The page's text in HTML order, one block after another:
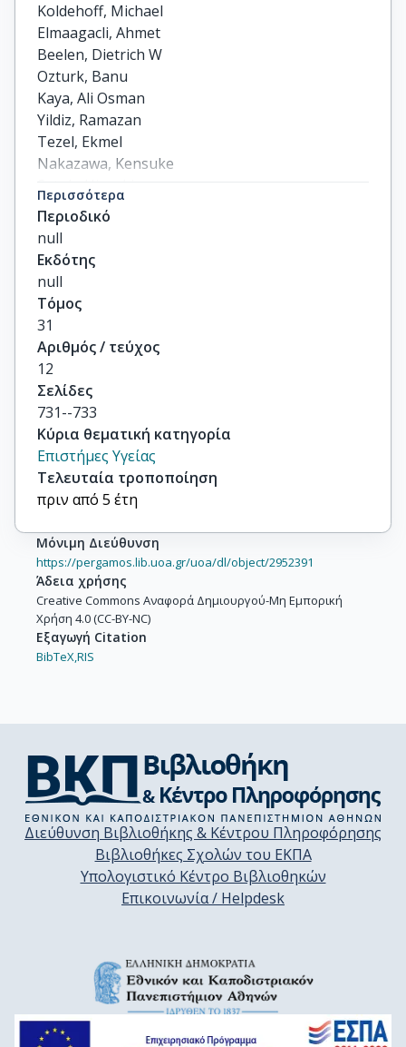
Koldehoff, Michael
Elmaagacli, Ahmet
Beelen, Dietrich W
Ozturk, Banu
Kaya, Ali Osman
Yildiz, Ramazan
Tezel, Ekmel
Nakazawa, Kensuke
Satoh, Hiroaki
Ohtsuka, Morio
others
Περισσότερα
Περιοδικό
null
Εκδότης
null
Τόμος
31
Αριθμός / τεύχος
12
Σελίδες
731--733
Κύρια θεματική κατηγορία
Επιστήμες Υγείας
Τελευταία τροποποίηση
πριν από 5 έτη
Μόνιμη Διεύθυνση
https://pergamos.lib.uoa.gr/uoa/dl/object/2952391
Άδεια χρήσης
Creative Commons Αναφορά Δημιουργού-Μη Εμπορική
Χρήση 4.0 (CC-BY-NC)
Εξαγωγή Citation
BibTeX,RIS
Διεύθυνση Βιβλιοθήκης & Κέντρου Πληροφόρησης
Βιβλιοθήκες Σχολών του ΕΚΠΑ
Υπολογιστικό Κέντρο Βιβλιοθηκών
Επικοινωνία / Helpdesk